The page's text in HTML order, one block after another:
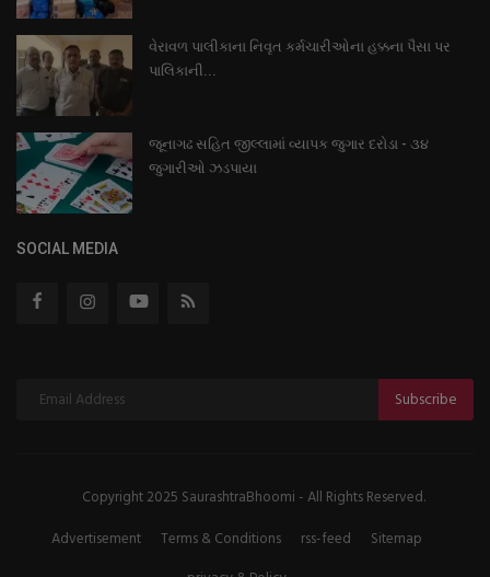
વેરાવળ પાલીકાના નિવૃત કર્મચારીઓના હક્કના પૈસા પર
પાલિકાની...
જૂનાગઢ સહિત જીલ્લામાં વ્યાપક જુગાર દરોડા - ૩૪
જુગારીઓ ઝડપાયા
SOCIAL MEDIA
Subscribe
Copyright 2025 SaurashtraBhoomi - All Rights Reserved.
Advertisement
Terms & Conditions rss-feed
Sitemap